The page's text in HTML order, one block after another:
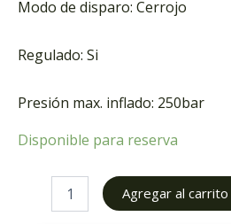
Modo de disparo: Cerrojo
Regulado: Si
Presión max. inflado: 250bar
Disponible para reserva
Agregar al carrito